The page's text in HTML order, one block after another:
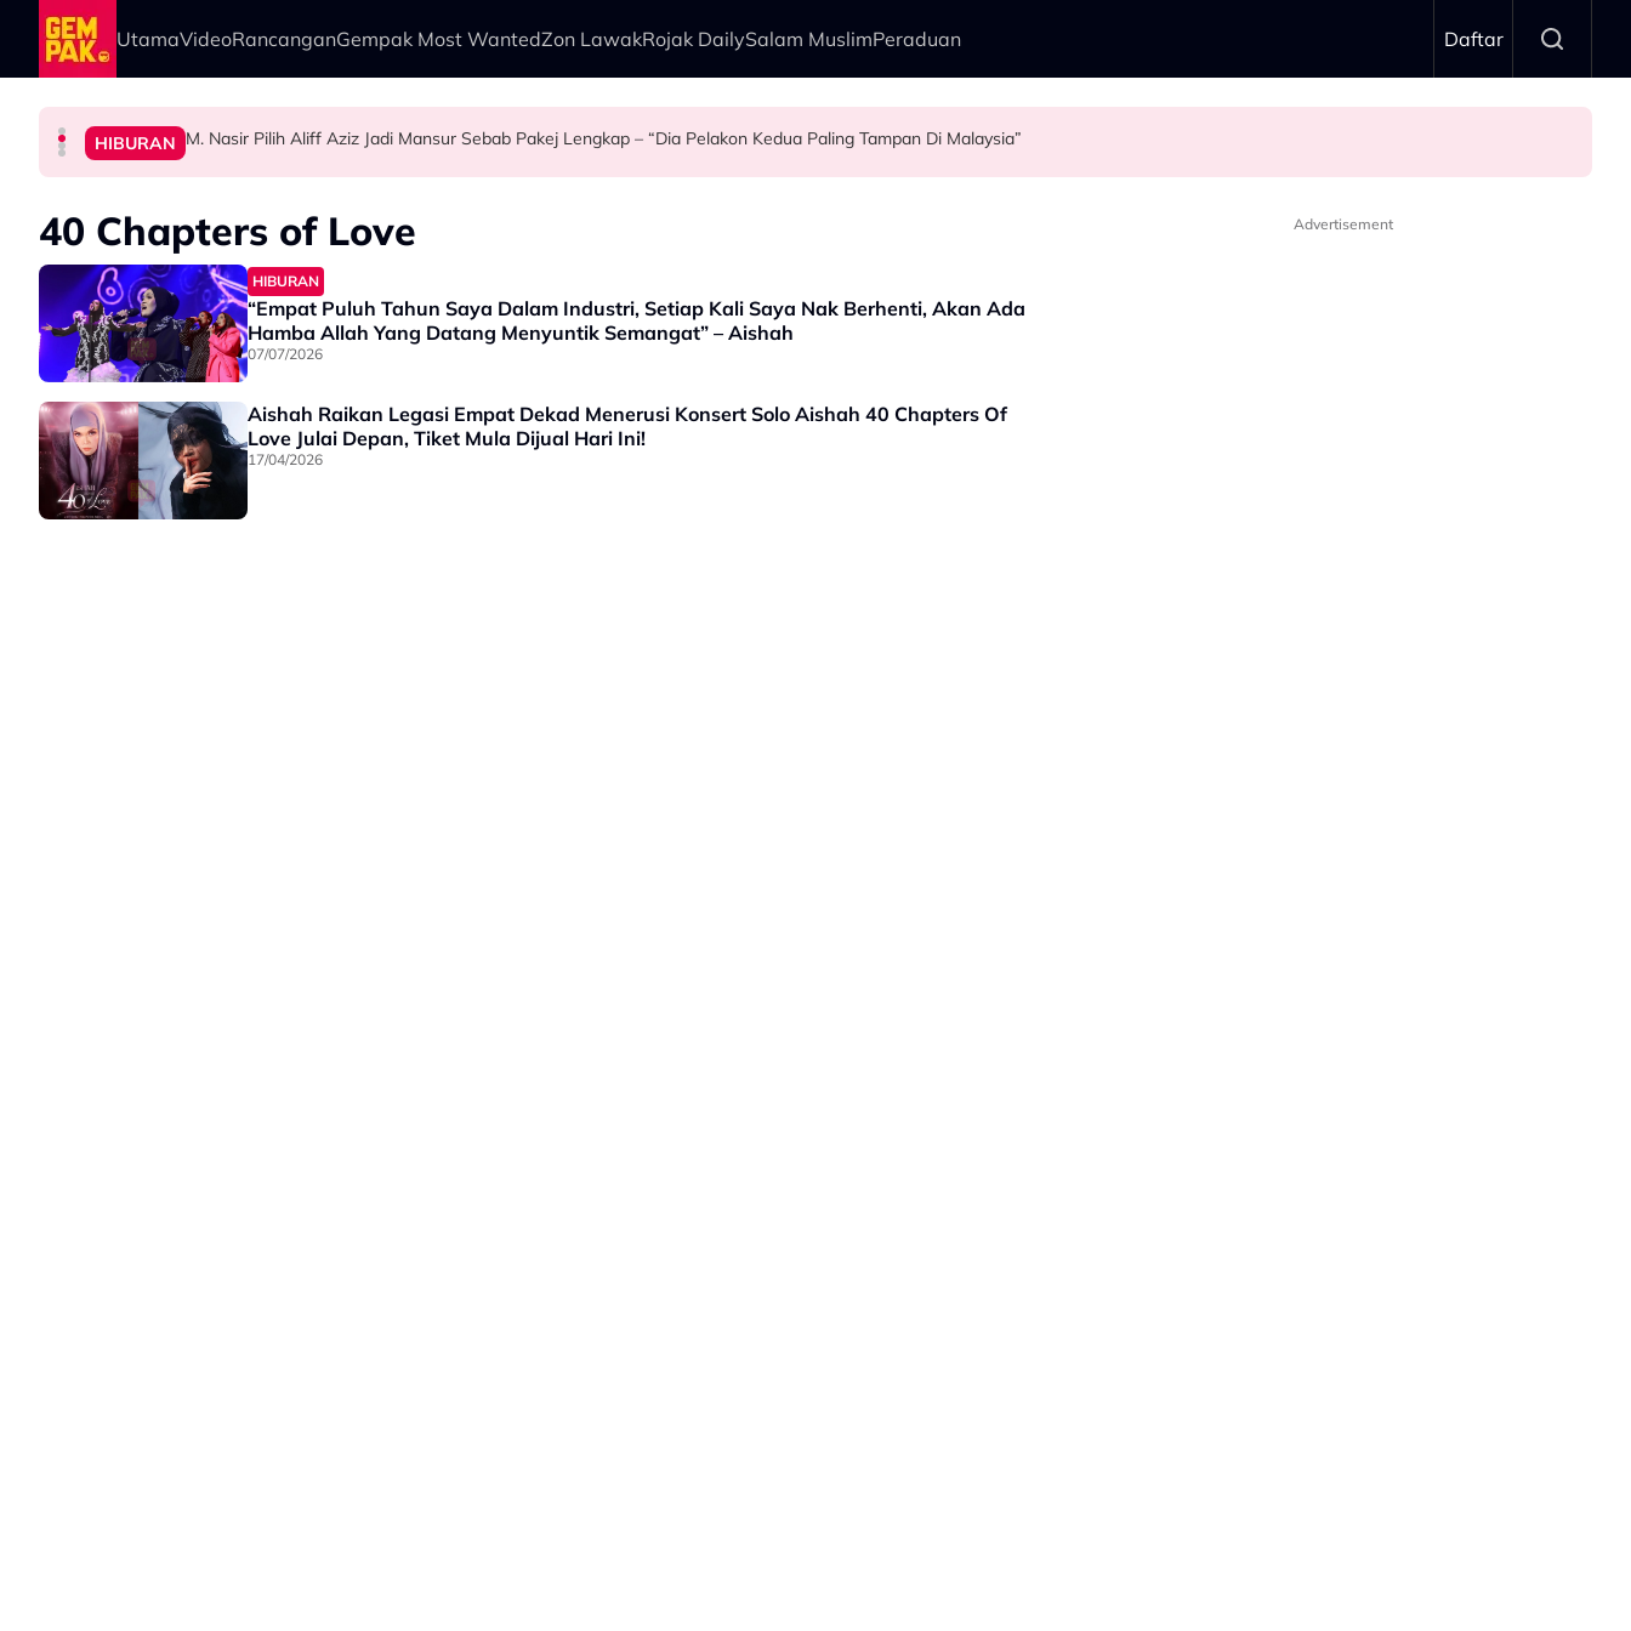
Skip to main content
UtamaVideoRancanganGempak Most WantedZon LawakRojak DailySalam MuslimPeraduan Daftar
HIBURAN M. Nasir Pilih Aliff Aziz, Melinda Dadew Hidupkan Kisah Mansur & Liu
HIBURAN M. Nasir Pilih Aliff Aziz Jadi Mansur Sebab Pakej Lengkap – “Dia Pelakon Kedua Paling Tampan Di Malaysia”
GAYA HIDUP Ramai Masih Bujang Bukan Kerana Memilih Tetapi...
HIBURAN Impian Yusry Untuk Dikenali Sebagai Penyanyi Rock - “Bila Saya Cakap Dengan Lisa Nak Buat…”
40 Chapters of Love
HIBURAN
“Empat Puluh Tahun Saya Dalam Industri, Setiap Kali Saya Nak Berhenti, Akan Ada
Hamba Allah Yang Datang Menyuntik Semangat” – Aishah
07/07/2026
Aishah Raikan Legasi Empat Dekad Menerusi Konsert Solo Aishah 40 Chapters Of
Love Julai Depan, Tiket Mula Dijual Hari Ini!
17/04/2026
Advertisement